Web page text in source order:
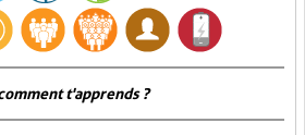
t'apprends ?